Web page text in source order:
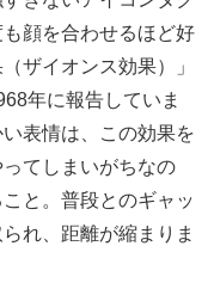
顔を合わせるほど好
ザイオンス効果）」
年に報告していま
表情は、この効果を
てしまいがちなの
と。普段とのギャッ
れ、距離が縮まりま